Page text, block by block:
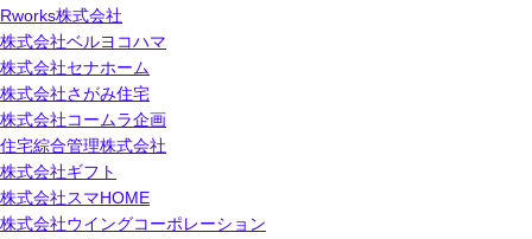
Rworks株式会社
株式会社ベルヨコハマ
株式会社セナホーム
株式会社さがみ住宅
株式会社コームラ企画
住宅綜合管理株式会社
株式会社ギフト
株式会社スマHOME
株式会社ウイングコーポレーション